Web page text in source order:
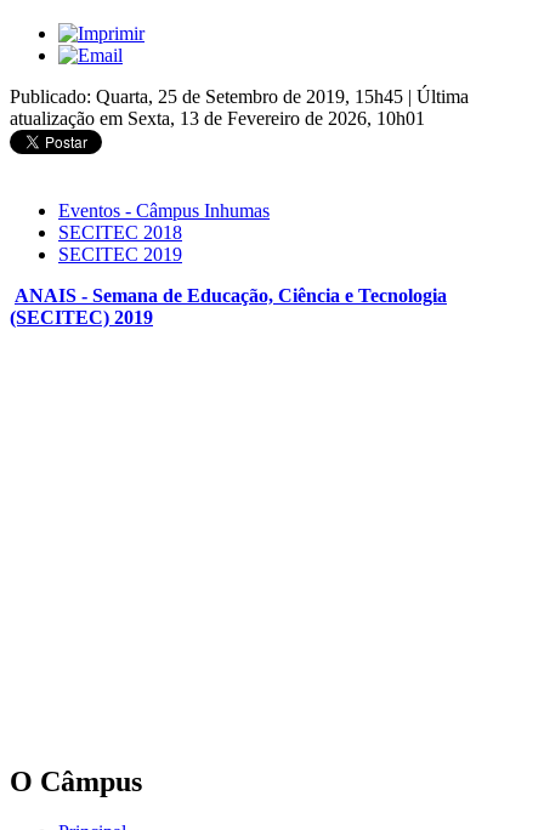
Publicado: Quarta, 25 de Setembro de 2019, 15h45 | Última
atualização em Sexta, 13 de Fevereiro de 2026, 10h01
Eventos - Câmpus Inhumas
SECITEC 2018
SECITEC 2019
ANAIS - Semana de Educação, Ciência e Tecnologia
(SECITEC) 2019
O Câmpus